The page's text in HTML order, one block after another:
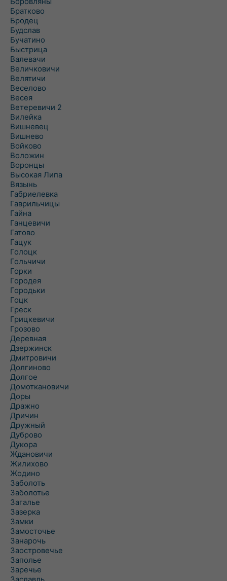
Братково
Бродец
Будслав
Бучатино
Быстрица
Валевачи
Величковичи
Велятичи
Веселово
Весея
Ветеревичи 2
Вилейка
Вишневец
Вишнево
Войково
Воложин
Воронцы
Высокая Липа
Вязынь
Габриелевка
Гаврильчицы
Гайна
Ганцевичи
Гатово
Гацук
Голоцк
Гольчичи
Горки
Городея
Городьки
Гоцк
Греск
Грицкевичи
Грозово
Деревная
Дзержинск
Дмитровичи
Долгиново
Долгое
Домоткановичи
Доры
Дражно
Дричин
Дружный
Дуброво
Дукора
Ждановичи
Жилихово
Жодино
Заболоть
Заболотье
Загалье
Зазерка
Замки
Замосточье
Занарочь
Заостровечье
Заполье
Заречье